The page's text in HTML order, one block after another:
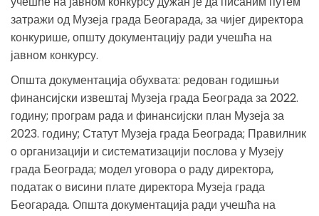
затражи од Музеја града Беогарада, за чијег директора
конкурише, општу документацију ради учешћа на
јавном конкурсу.
Општа документација обухвата: редован годишњи
финансијски извештај Музеја града Београда за 2022.
годину; програм рада и финансијски план Музеја за
2023. годину; Статут Музеја града Београда; Правилник
о организацији и систематизацији послова у Музеју
града Београда; модел уговора о раду директора,
податак о висини плате директора Музеја града
Беогарада. Општа документација ради учешћа на